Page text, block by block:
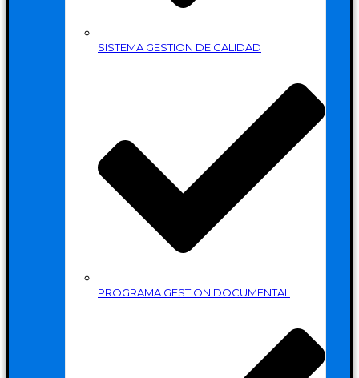
SISTEMA GESTION DE CALIDAD
PROGRAMA GESTION DOCUMENTAL